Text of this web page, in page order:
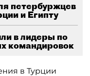
петербуржцев
и Египту
в лидеры по
командировок
в Турции